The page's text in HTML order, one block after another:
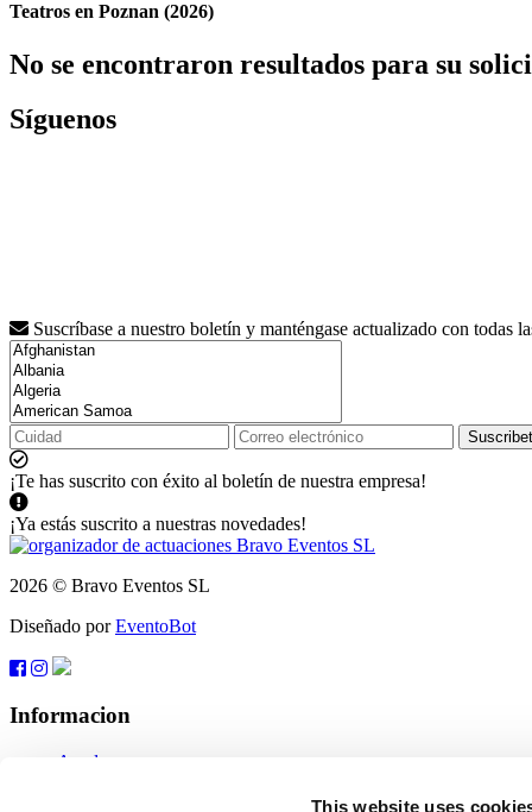
This website uses
Teatros en Poznan (2026)
No se encontraron resultados para su
Síguenos
Suscríbase a nuestro boletín y manténgase actualizado con todas
¡Te has suscrito con éxito al boletín de nuestra empresa!
¡Ya estás suscrito a nuestras novedades!
2026 © Bravo Eventos SL
Diseñado porEventoBot
Informacion
Ayuda